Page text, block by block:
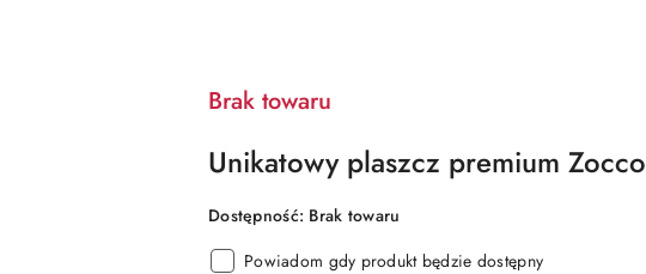
Brak towaru
Unikatowy plaszcz premium Zocco
Dostępność: Brak towaru
Powiadom gdy produkt będzie dostępny